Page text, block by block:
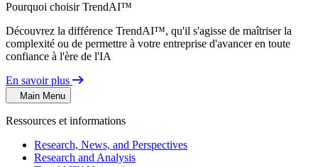
Pourquoi choisir TrendAI™
Découvrez la différence TrendAI™, qu'il s'agisse de maîtriser la
complexité ou de permettre à votre entreprise d'avancer en toute
confiance à l'ère de l'IA
En savoir plus
Main Menu
Ressources et informations
Research, News, and Perspectives
Research and Analysis